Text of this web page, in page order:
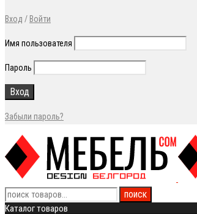
Вход / Войти
Имя пользователя
Пароль
Забыли пароль?
Каталог товаров